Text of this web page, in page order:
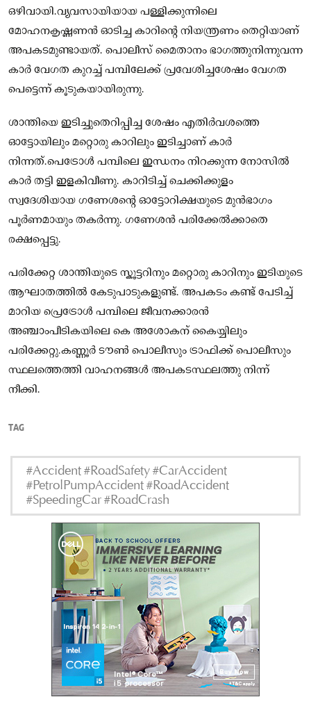
ഒഴിവായി.വ്യവസായിയായ പള്ളിക്കുന്നിലെ
മോഹനകൃഷ്ണണൻ ഓടിച്ച കാറിന്റെ നിയന്ത്രണം തെറ്റിയാണ്
അപകടമുണ്ടായത്. പൊലീസ് മൈതാനം ഭാഗത്തുനിന്നുവന്ന
കാർ വേഗത കുറച്ച് പമ്പിലേക്ക് പ്രവേശിച്ചശേഷം വേഗത
പെട്ടെന്ന് കൂടുകയായിരുന്നു.
ശാന്തിയെ ഇടിച്ചുതെറിപ്പിച്ച ശേഷം എതിർവശത്തെ
ഓട്ടോയിലും മറ്റൊരു കാറിലും ഇടിച്ചാണ് കാർ
നിന്നത്.പെട്രോൾ പമ്പിലെ ഇന്ധനം നിറക്കുന്ന നോസിൽ
കാർ തട്ടി ഇളകിവീണു. കാറിടിച്ച് ചെക്കിക്കുളം
സ്വദേശിയായ ഗണേശന്റെ ഓട്ടോറിക്ഷയുടെ മുൻഭാഗം
പൂർണമായും തകർന്നു. ഗണേശൻ പരിക്കേൽക്കാതെ
രക്ഷപ്പെട്ടു.
പരിക്കേറ്റ ശാന്തിയുടെ സ്കൂട്ടറിനും മറ്റൊരു കാറിനും ഇടിയുടെ
ആഘാതത്തിൽ കേടുപാടുകളുണ്ട്. അപകടം കണ്ട് പേടിച്ച്
മാറിയ പ്രെട്രോൾ പമ്പിലെ ജീവനക്കാരൻ
അഞ്ചാംപീടികയിലെ കെ അശോകന് കൈയ്യിലും
പരിക്കേറ്റു.കണ്ണൂർ ടൗൺ പൊലീസും ട്രാഫിക്ക് പൊലീസും
സ്ഥലത്തെത്തി വാഹനങ്ങൾ അപകടസ്ഥലത്തു നിന്ന്
നീക്കി.
TAG
#Accident #RoadSafety #CarAccident
#PetrolPumpAccident #RoadAccident
#SpeedingCar #RoadCrash